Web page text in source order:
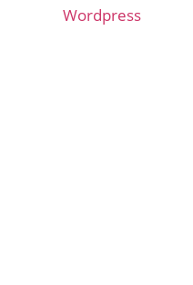
Wordpress